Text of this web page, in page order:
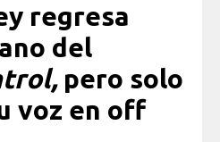
regresa
del
pero solo
voz en off